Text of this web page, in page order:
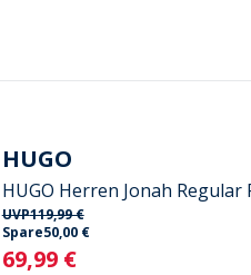
HUGO
HUGO Herren Jonah Regular
UVP119,99 €
Spare50,00 €
Current
69,99 €